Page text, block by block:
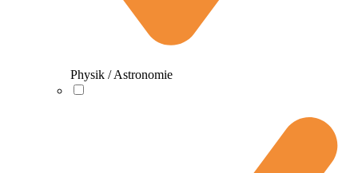
Physik / Astronomie